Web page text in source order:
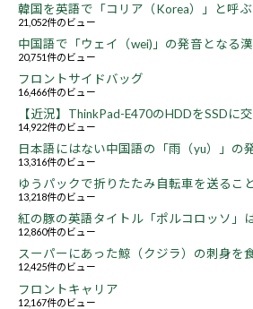
韓国を英語で「コリア（Korea）」と呼
21,052件のビュー
中国語で「ウェイ（wei)」の発音となる漢
20,751件のビュー
フロントサイドバッグ
16,466件のビュー
【近況】ThinkPad-E470のHDDをSSDに
14,922件のビュー
日本語にはない中国語の「雨（yu）」の
13,316件のビュー
ゆうパックで折りたたみ自転車を送るこ
13,218件のビュー
紅の豚の英語タイトル「ポルコロッソ」
12,860件のビュー
スーパーにあった鯨（クジラ）の刺身を
12,425件のビュー
フロントキャリア
12,167件のビュー